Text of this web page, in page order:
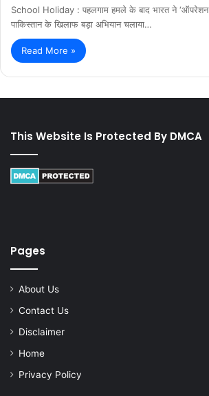
School Holiday : पहलगाम हमले के बाद भारत ने ‘ऑपरेशन
पाकिस्तान के खिलाफ बड़ा अभियान चलाया…
Read More »
This Website Is Protected By DMCA
Pages
About Us
Contact Us
Disclaimer
Home
Privacy Policy